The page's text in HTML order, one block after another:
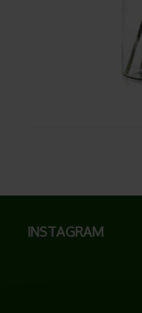
INSTAGRAM